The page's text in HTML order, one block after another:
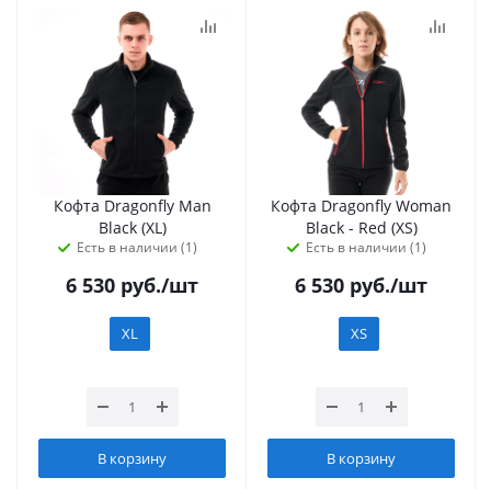
Кофта Dragonfly Man
Black (XL)
Есть в наличии (1)
6 530 руб./шт
XL
В корзину
Кофта Dragonfly Woman
Black - Red (XS)
Есть в наличии (1)
6 530 руб./шт
XS
В корзину